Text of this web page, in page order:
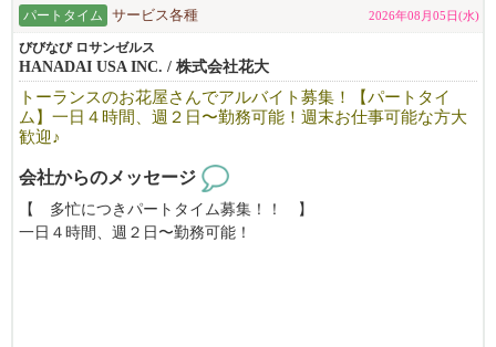
パートタイム サービス各種 2026年08月05日(水)
びびなび ロサンゼルス
HANADAI USA INC. / 株式会社花大
トーランスのお花屋さんでアルバイト募集！【パートタイ
ム】一日４時間、週２日〜勤務可能！週末お仕事可能な方大
歓迎♪
会社からのメッセージ
【 多忙につきパートタイム募集！！ 】
一日４時間、週２日〜勤務可能！